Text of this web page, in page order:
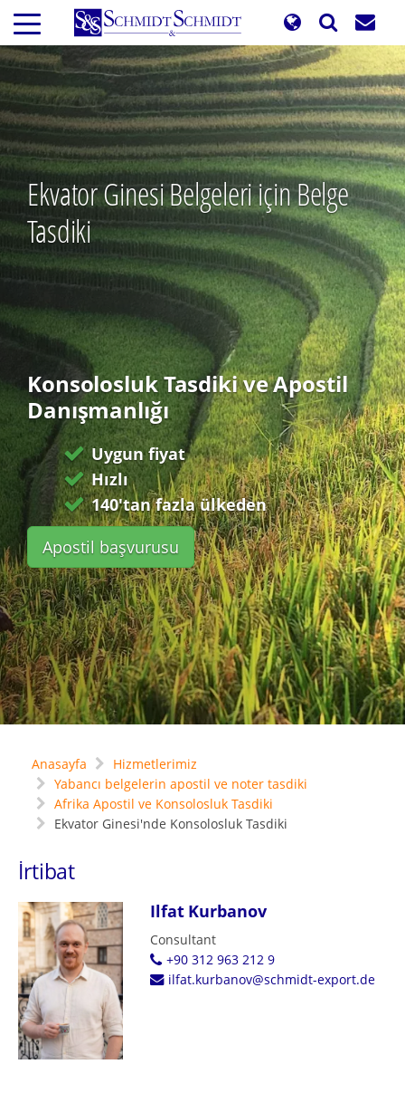
Ana
içeriğe
atla
Ekvator Ginesi Belgeleri için Belge
Tasdiki
Konsolosluk Tasdiki ve Apostil
Danışmanlığı
Uygun fiyat
Hızlı
140'tan fazla ülkeden
Apostil başvurusu
Anasayfa
Hizmetlerimiz
Yabancı belgelerin apostil ve noter tasdiki
Afrika Apostil ve Konsolosluk Tasdiki
Ekvator Ginesi'nde Konsolosluk Tasdiki
İrtibat
Ilfat Kurbanov
Consultant
+90 312 963 212 9
ilfat.kurbanov@schmidt-export.de